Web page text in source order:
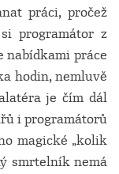
práci, pročež
programátor z
nabídkami práce
hodin, nemluvě
je čím dál
i programátorů
magické „kolik
smrtelník nemá